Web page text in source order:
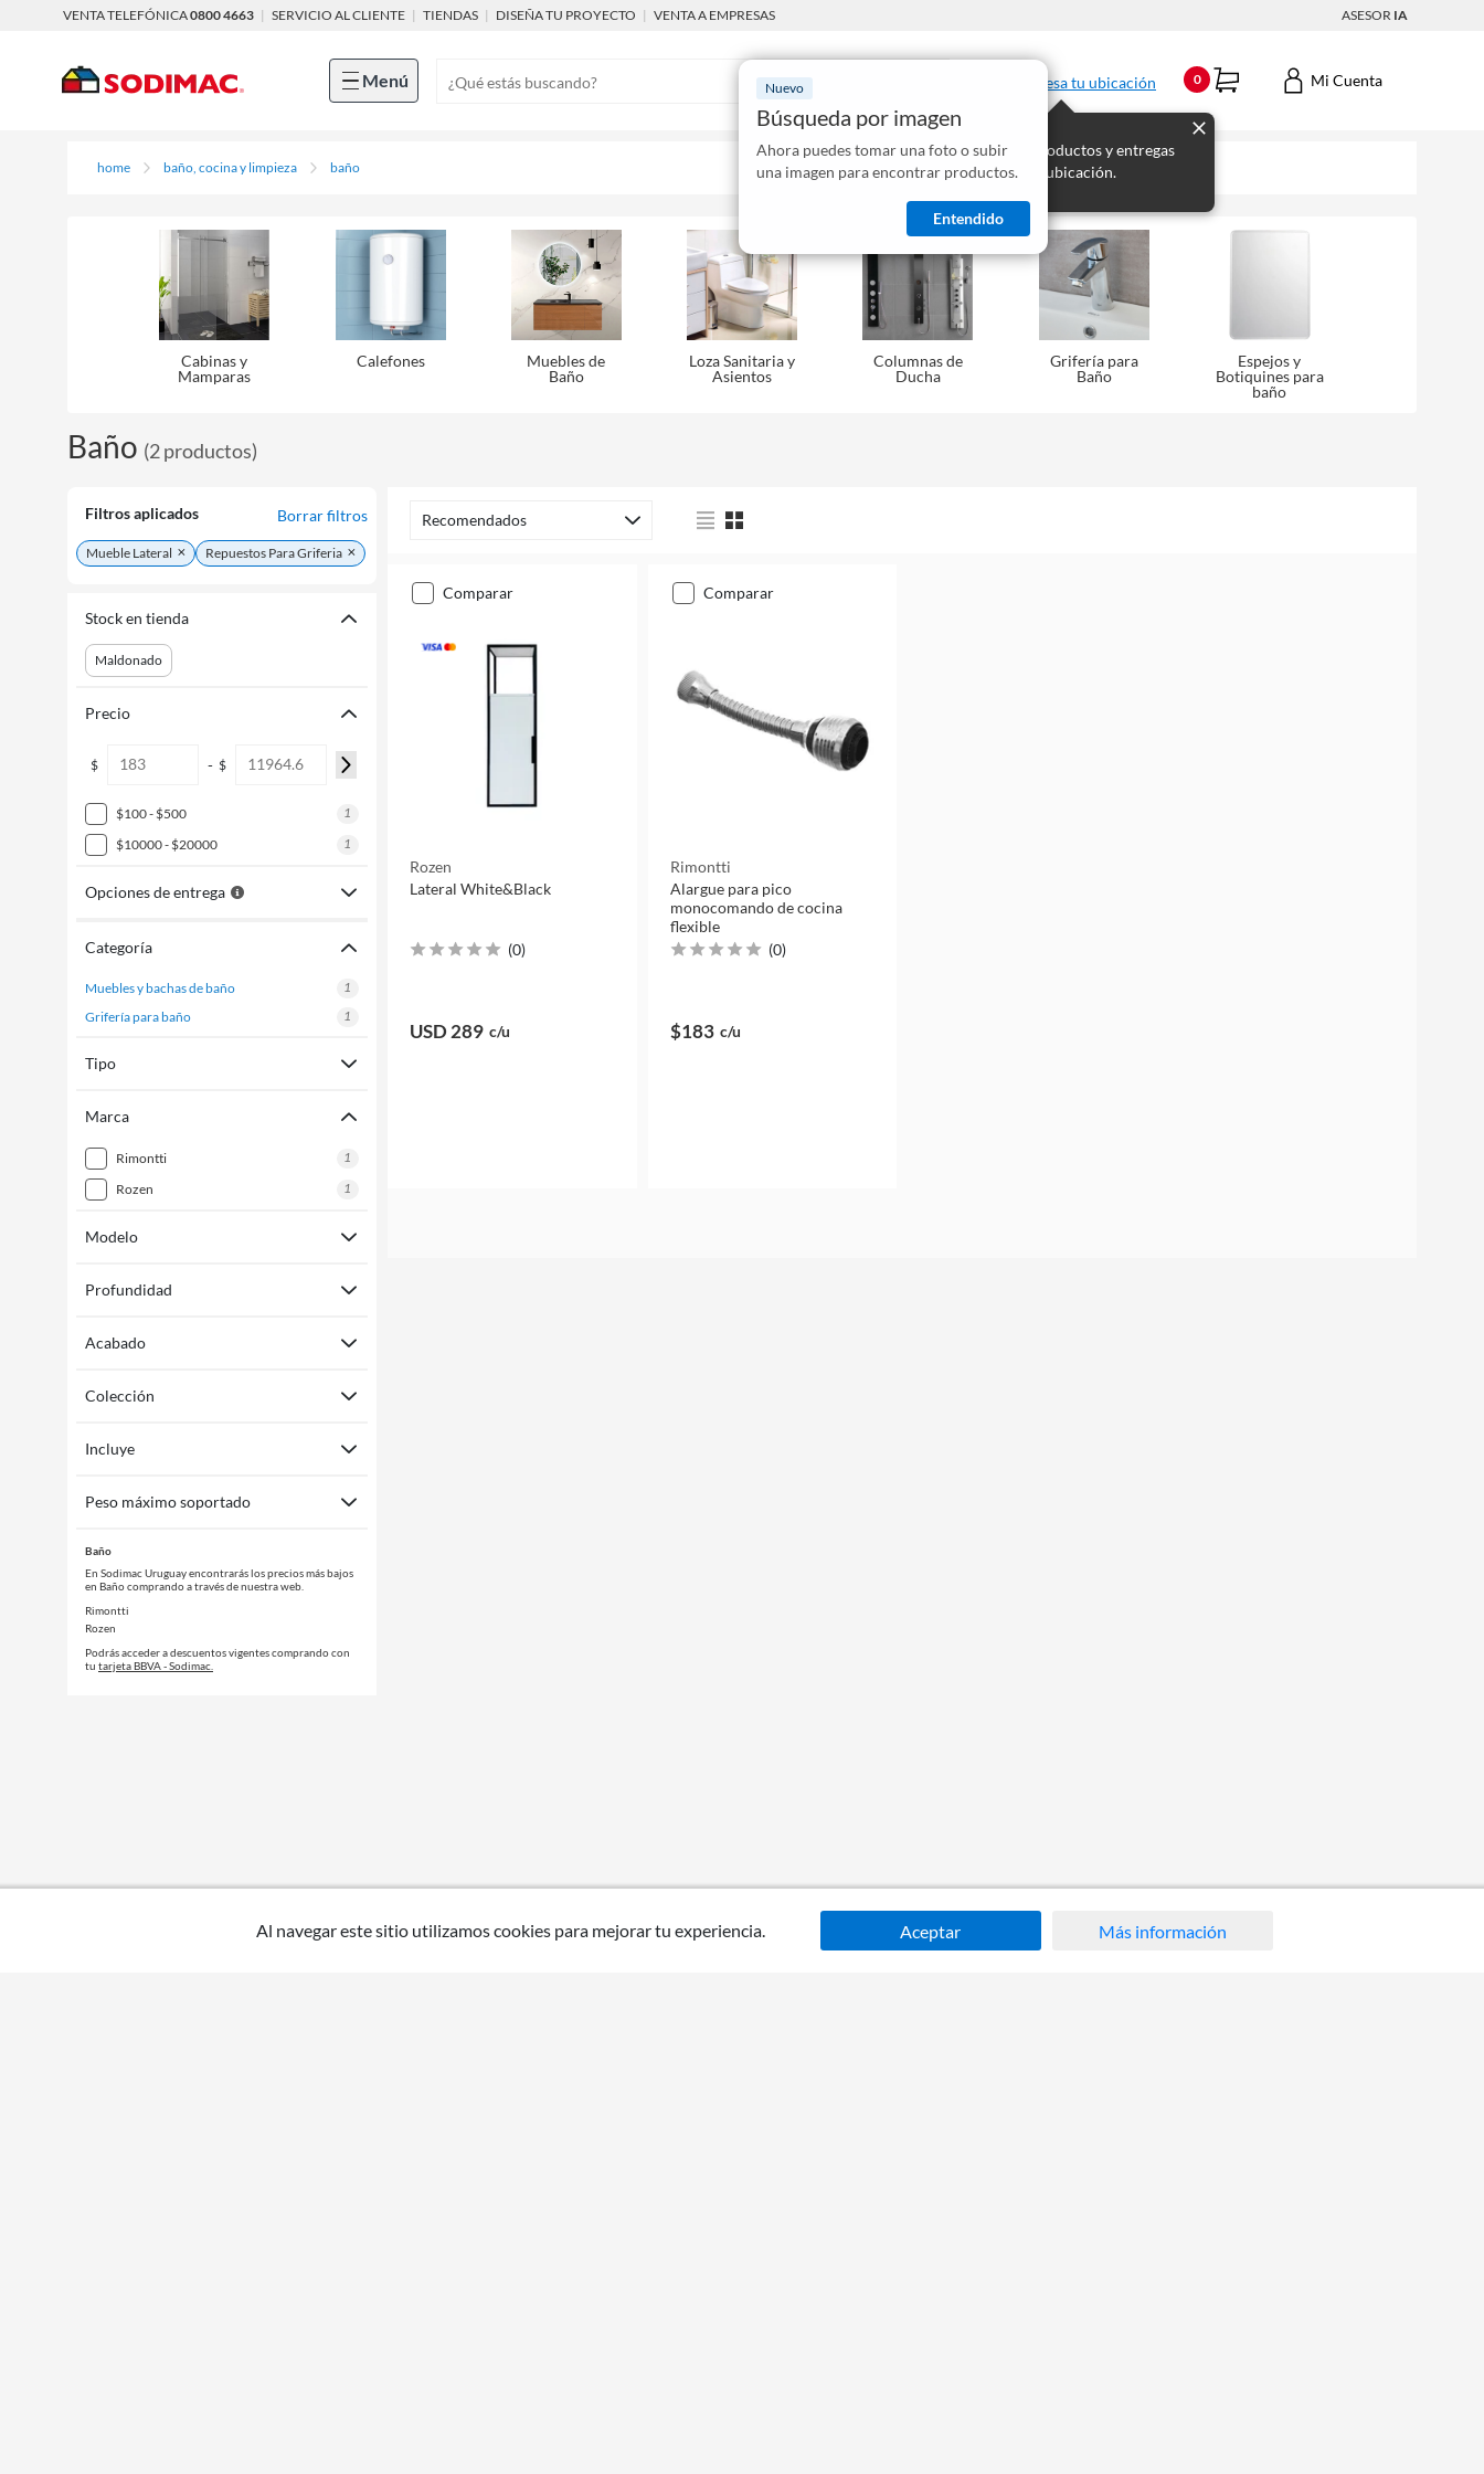
VENTA TELEFÓNICA0800 4663 | SERVICIO AL CLIENTE | TIENDAS | DISEÑA TU PROYECTO | VENTA A EMPRESAS ASESOR IA
Menú Nuevo
Búsqueda por imagen
Ahora puedes tomar una foto o subir
una imagen para encontrar productos.
Entendido
Ingresa tu ubicación
Mostraremos los productos y entregas
disponibles para tu ubicación.
0 Mi Cuenta
home baño, cocina y limpieza baño
Cabinas y
Mamparas
Calefones
Muebles de
Baño
Loza Sanitaria y
Asientos
Columnas de
Ducha
Grifería para
Baño
Espejos y
Botiquines para
baño
Baño (2productos)
Filtros aplicados Borrar filtros
Mueble Lateral Repuestos Para Griferia
Stock en tienda
Maldonado
Precio
$ - $
$100 - $500
1
$10000 - $20000
1
Opciones de entrega
Categoría
muebles y bachas de baño
1
grifería para baño
1
Tipo
Marca
rimontti
1
rozen
1
Modelo
Profundidad
Acabado
Colección
Incluye
Peso máximo soportado
Baño
En Sodimac Uruguay encontrarás los precios más bajos
en Baño comprando a través de nuestra web.
Rimontti
Rozen
Podrás acceder a descuentos vigentes comprando con
tu tarjeta BBVA - Sodimac.
Recomendados
comparar
Rozen
Lateral White&Black
(0)
USD 289 c/u
comparar
Rimontti
Alargue para pico
monocomando de cocina
flexible
(0)
$183 c/u
Al navegar este sitio utilizamos cookies para mejorar tu experiencia. Aceptar Más información